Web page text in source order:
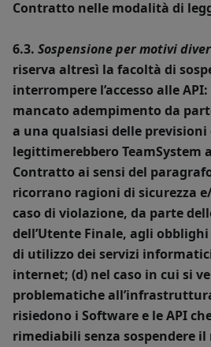
Contratto nelle modalità di
6.3. Sospensione per motivi
riserva altresì la facoltà di
interrompere l’accesso alle
mancato adempimento da
a una qualsiasi delle previsioni
legittimerebbero TeamSystem
Contratto ai sensi del
ricorrano ragioni di sicurezza
caso di violazione, da parte
dell’Utente Finale, agli
di utilizzo dei servizi
internet; (d) nel caso in cui si
problematiche
risiedono i Software e le API
rimediabili senza sospendere il